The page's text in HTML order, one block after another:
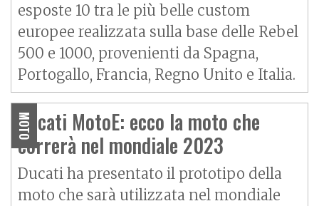
esposte 10 tra le più belle custom
europee realizzata sulla base delle Rebel
500 e 1000, provenienti da Spagna,
Portogallo, Francia, Regno Unito e Italia.
MOTO
Ducati MotoE: ecco la moto che
correrà nel mondiale 2023
Ducati ha presentato il prototipo della
moto che sarà utilizzata nel mondiale